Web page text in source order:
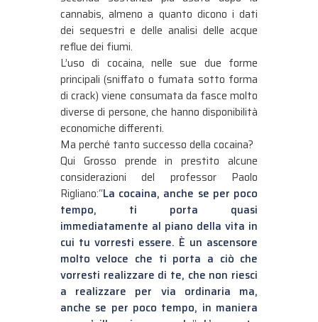
cannabis, almeno a quanto dicono i dati
dei sequestri e delle analisi delle acque
reflue dei fiumi.
L’uso di cocaina, nelle sue due forme
principali (sniffato o fumata sotto forma
di crack) viene consumata da fasce molto
diverse di persone, che hanno disponibilità
economiche differenti.
Ma perché tanto successo della cocaina?
Qui Grosso prende in prestito alcune
considerazioni del professor Paolo
Rigliano:“La cocaina, anche se per poco
tempo, ti porta quasi
immediatamente al piano della vita in
cui tu vorresti essere. È un ascensore
molto veloce che ti porta a ciò che
vorresti realizzare di te, che non riesci
a realizzare per via ordinaria ma,
anche se per poco tempo, in maniera